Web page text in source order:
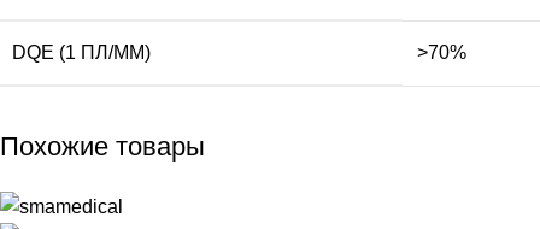
DQE (1 ПЛ/ММ) >70%
Похожие товары